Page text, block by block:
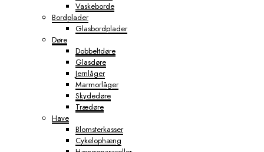
Vaskeborde
Bordplader
Glasbordplader
Døre
Dobbeltdøre
Glasdøre
Jernlåger
Marmorlåger
Skydedøre
Trædøre
Have
Blomsterkasser
Cykelophæng